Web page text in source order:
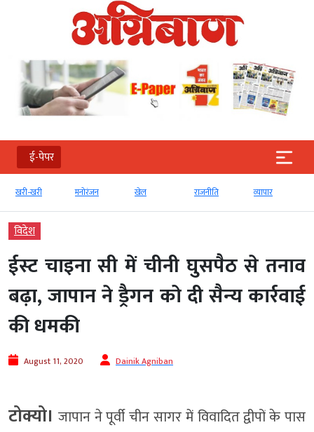
ई-पेपर
खरी-खरी मनोरंजन खेल राजनीति व्‍यापार
विदेश
ईस्‍ट चाइना सी में चीनी घुसपैठ से तनाव
बढ़ा, जापान ने ड्रैगन को दी सैन्‍य कार्रवाई
की धमकी
August 11, 2020 Dainik Agniban
टोक्यो। जापान ने पूर्वी चीन सागर में विवादित द्वीपों के पास